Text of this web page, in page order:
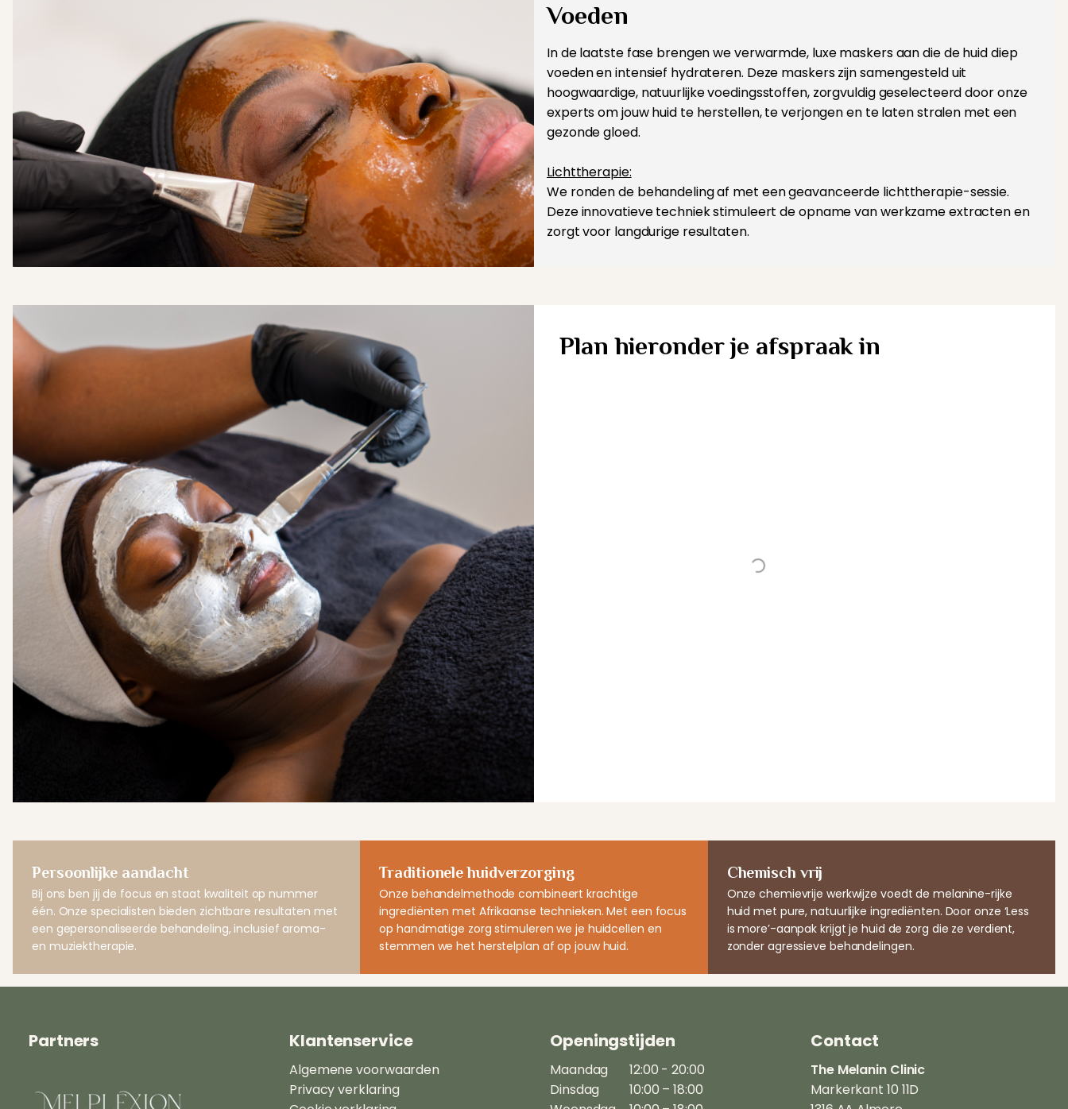
Voeden
In de laatste fase brengen we verwarmde, luxe maskers aan die de huid diep
voeden en intensief hydrateren. Deze maskers zijn samengesteld uit
hoogwaardige, natuurlijke voedingsstoffen, zorgvuldig geselecteerd door onze
experts om jouw huid te herstellen, te verjongen en te laten stralen met een
gezonde gloed.
Lichttherapie:
We ronden de behandeling af met een geavanceerde lichttherapie-sessie.
Deze innovatieve techniek stimuleert de opname van werkzame extracten en
zorgt voor langdurige resultaten.
Plan hieronder je afspraak in
Persoonlijke aandacht
Bij ons ben jij de focus en staat kwaliteit op nummer
één. Onze specialisten bieden zichtbare resultaten met
een gepersonaliseerde behandeling, inclusief aroma-
en muziektherapie.
Traditionele huidverzorging
Onze behandelmethode combineert krachtige
ingrediënten met Afrikaanse technieken. Met een focus
op handmatige zorg stimuleren we je huidcellen en
stemmen we het herstelplan af op jouw huid.
Chemisch vrij
Onze chemievrije werkwijze voedt de melanine-rijke
huid met pure, natuurlijke ingrediënten. Door onze ‘Less
is more’-aanpak krijgt je huid de zorg die ze verdient,
zonder agressieve behandelingen.
Partners Klantenservice
Algemene voorwaarden
Privacy verklaring
Openingstijden
Maandag
Dinsdag
12:00 - 20:00
10:00 – 18:00
Contact
The Melanin Clinic
Markerkant 10 11D